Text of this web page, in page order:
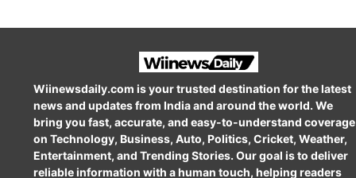
Wiinewsdaily.com is your trusted destination for the latest
news and updates from India and around the world. We
bring you fast, accurate, and easy-to-understand coverage
on Technology, Business, Auto, Politics, Cricket, Weather,
Entertainment, and Trending Stories. Our goal is to deliver
reliable information with a human touch, helping readers